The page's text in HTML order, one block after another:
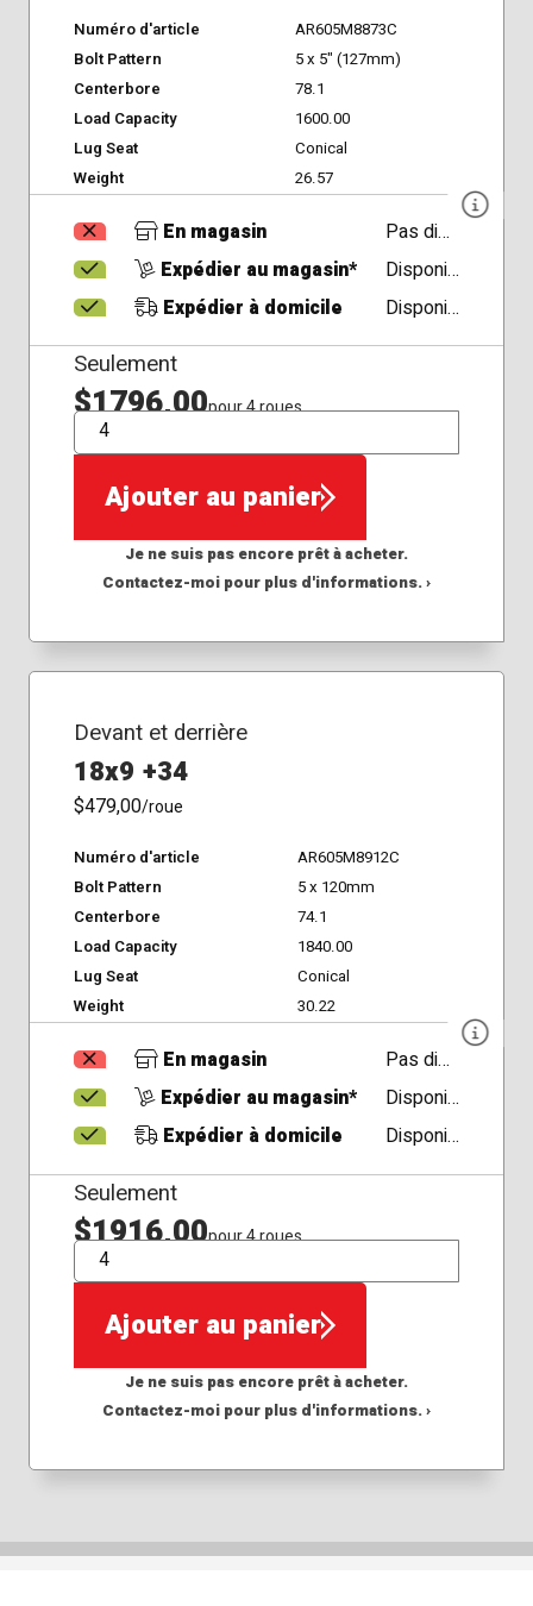
Numéro d'article
AR605M8873C
Bolt Pattern
5 x 5" (127mm)
Centerbore
78.1
Load Capacity
1600.00
Lug Seat
Conical
Weight
26.57
En magasin
Pas disponible
Expédier au magasin*
Disponible
Expédier à domicile
Disponible
Seulement
$1796,00pour 4 roues
QTÉ
Ajouter au panier
Je ne suis pas encore prêt à acheter.
Contactez-moi pour plus d'informations. ›
Devant et derrière
18x9 +34
$479,00/roue
Numéro d'article
AR605M8912C
Bolt Pattern
5 x 120mm
Centerbore
74.1
Load Capacity
1840.00
Lug Seat
Conical
Weight
30.22
En magasin
Pas disponible
Expédier au magasin*
Disponible
Expédier à domicile
Disponible
Seulement
$1916,00pour 4 roues
QTÉ
Ajouter au panier
Je ne suis pas encore prêt à acheter.
Contactez-moi pour plus d'informations. ›